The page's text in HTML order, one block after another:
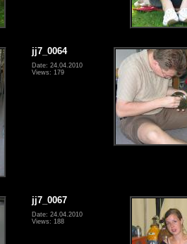
jj7_0064
Date: 24.04.2010
Views: 179
jj7_0067
Date: 24.04.2010
Views: 188